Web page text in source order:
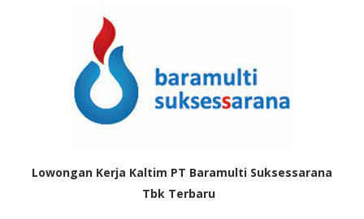
Lowongan Kerja Kaltim PT Baramulti Suksessarana
Tbk Terbaru